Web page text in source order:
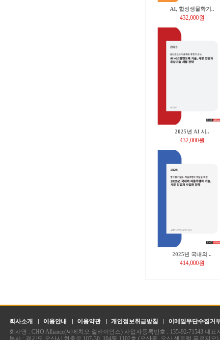
AI, 합성생물학기..
432,000원
2025년 AI 시..
432,000원
2025년 국내외 ..
414,000원
회사소개 이용안내 이용약관 개인정보취급방침
이메일무단수집거
회사명 : CHO Alliance(씨에치오 얼라이언스) 사업자등록번호 : 135-92-71543 대
본사 : 경기도 오산시 현충로 107-30, 104동 1102호 (오산동, 오산 센트럴 푸르지오)